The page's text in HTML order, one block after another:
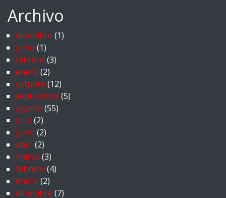
Archivo
diciembre (1)
junio (1)
febrero (3)
enero (2)
octubre (12)
septiembre (5)
agosto (55)
julio (2)
junio (2)
abril (2)
marzo (3)
febrero (4)
enero (2)
diciembre (7)